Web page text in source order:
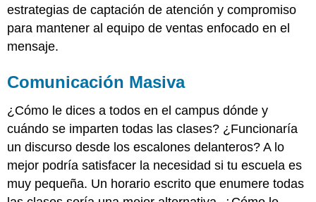
estrategias de captación de atención y compromiso
para mantener al equipo de ventas enfocado en el
mensaje.
Comunicación Masiva
¿Cómo le dices a todos en el campus dónde y
cuándo se imparten todas las clases? ¿Funcionaría
un discurso desde los escalones delanteros? A lo
mejor podría satisfacer la necesidad si tu escuela es
muy pequeña. Un horario escrito que enumere todas